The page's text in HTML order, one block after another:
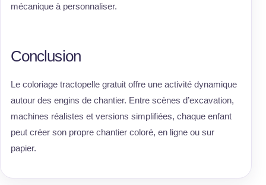
mécanique à personnaliser.
Conclusion
Le coloriage tractopelle gratuit offre une activité dynamique
autour des engins de chantier. Entre scènes d’excavation,
machines réalistes et versions simplifiées, chaque enfant
peut créer son propre chantier coloré, en ligne ou sur
papier.